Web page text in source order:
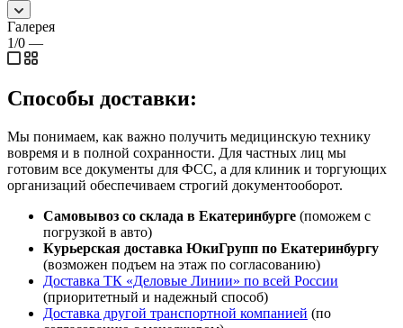
Галерея
1/0 —
Способы доставки:
Мы понимаем, как важно получить медицинскую технику
вовремя и в полной сохранности. Для частных лиц мы
готовим все документы для ФСС, а для клиник и торгующих
организаций обеспечиваем строгий документооборот.
Самовывоз со склада в Екатеринбурге (поможем с
погрузкой в авто)
Курьерская доставка ЮкиГрупп по Екатеринбургу
(возможен подъем на этаж по согласованию)
Доставка ТК «Деловые Линии» по всей России
(приоритетный и надежный способ)
Доставка другой транспортной компанией (по